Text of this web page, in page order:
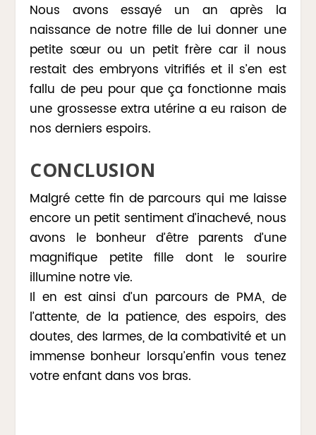
Nous avons essayé un an après la
naissance de notre fille de lui donner une
petite sœur ou un petit frère car il nous
restait des embryons vitrifiés et il s’en est
fallu de peu pour que ça fonctionne mais
une grossesse extra utérine a eu raison de
nos derniers espoirs.
CONCLUSION
Malgré cette fin de parcours qui me laisse
encore un petit sentiment d’inachevé, nous
avons le bonheur d’être parents d’une
magnifique petite fille dont le sourire
illumine notre vie.
Il en est ainsi d’un parcours de PMA, de
l’attente, de la patience, des espoirs, des
doutes, des larmes, de la combativité et un
immense bonheur lorsqu’enfin vous tenez
votre enfant dans vos bras.